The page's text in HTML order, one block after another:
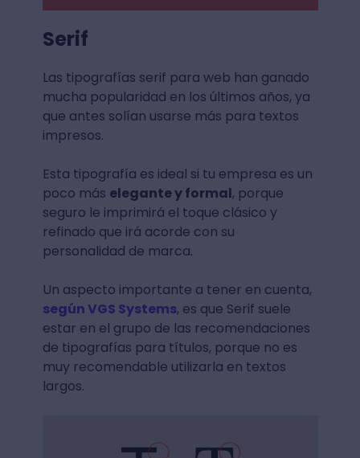
Serif
Las tipografías serif para web han ganado
mucha popularidad en los últimos años, ya
que antes solían usarse más para textos
impresos.
Esta tipografía es ideal si tu empresa es un
poco más elegante y formal, porque
seguro le imprimirá el toque clásico y
refinado que irá acorde con su
personalidad de marca.
Un aspecto importante a tener en cuenta,
según VGS Systems, es que Serif suele
estar en el grupo de las recomendaciones
de tipografías para títulos, porque no es
muy recomendable utilizarla en textos
largos.